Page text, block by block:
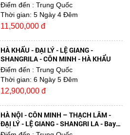
Điểm đến : Trung Quốc
Thời gian: 5 Ngày 4 Đêm
11,500,000 đ
HÀ KHẨU - ĐẠI LÝ - LỆ GIANG -
SHANGRILA - CÔN MINH - HÀ KHẨU
Điểm đến : Trung Quốc
Thời gian: 6 Ngày 5 Đêm
12,900,000 đ
HÀ NỘI - CÔN MINH – THẠCH LÂM -
ĐẠI LÝ - LỆ GIANG - SHANGRI LA - Bay
Thẳng